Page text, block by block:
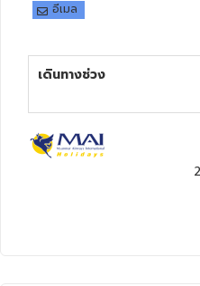
อีเมล
เดินทางช่วง
ทัวร์บาหลี